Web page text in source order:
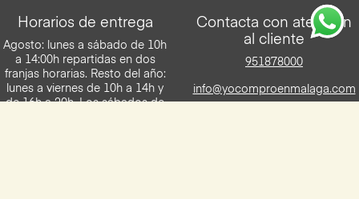
Horarios de entrega
Agosto: lunes a sábado de 10h
a 14:00h repartidas en dos
franjas horarias. Resto del año:
lunes a viernes de 10h a 14h y
de 16h a 20h. Los sábados de
Contacta con atención
al cliente
951878000
info@yocomproenmalaga.com